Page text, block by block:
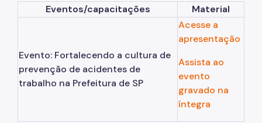
Perfil Profissiográfico Previdenciário ppp
Prospic
Rede Somos
Eventos/capacitações Material
Evento: Fortalecendo a cultura de
prevenção de acidentes de
trabalho na Prefeitura de SP
Acesse a
apresentação
Assista ao
evento
gravado na
íntegra